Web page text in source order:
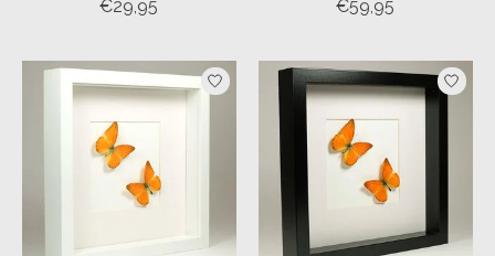
€29,95
€59,95